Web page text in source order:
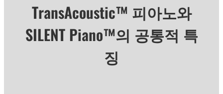
TransAcoustic™ 피아노와
SILENT Piano™의 공통적 특
징